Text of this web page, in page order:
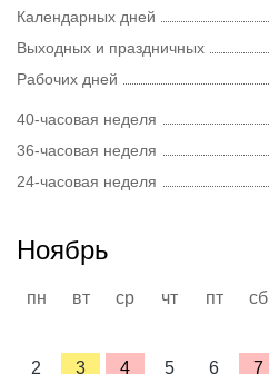
Календарных дней
Выходных и праздничных
Рабочих дней
40-часовая неделя
36-часовая неделя
24-часовая неделя
Ноябрь
пн вт ср чт пт сб
2
3 4 5 6 7